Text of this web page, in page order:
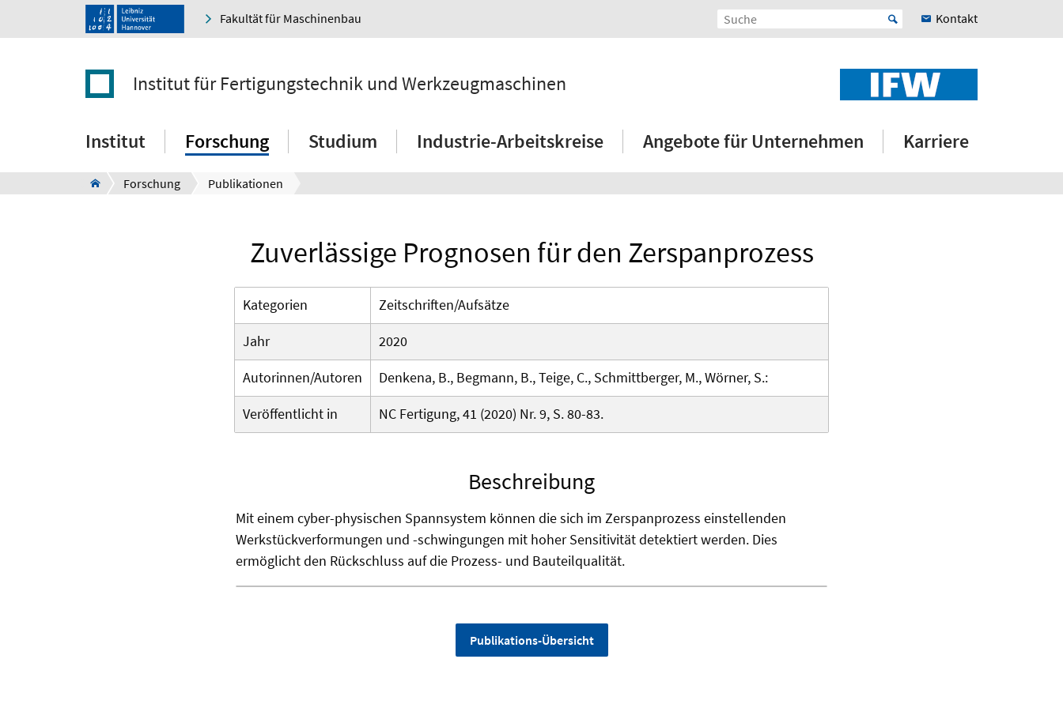
Fakultät für Maschinenbau Kontakt
Institut für Fertigungstechnik und Werkzeugmaschinen
Institut Forschung Studium Industrie-Arbeitskreise Angebote für Unternehmen Karriere
Forschung Publikationen
Zuverlässige Prognosen für den Zerspanprozess
Kategorien
Zeitschriften/Aufsätze
Jahr
2020
Autorinnen/Autoren
Denkena, B., Begmann, B., Teige, C., Schmittberger, M., Wörner, S.:
Veröffentlicht in
NC Fertigung, 41 (2020) Nr. 9, S. 80-83.
Beschreibung
Mit einem cyber-physischen Spannsystem können die sich im Zerspanprozess einstellenden
Werkstückverformungen und -schwingungen mit hoher Sensitivität detektiert werden. Dies
ermöglicht den Rückschluss auf die Prozess- und Bauteilqualität.
Publikations-Übersicht